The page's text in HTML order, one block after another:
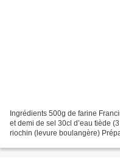
Ingrédients 500g de farine
et demi de sel 30cl d’eau tiède
riochin (levure boulangère)